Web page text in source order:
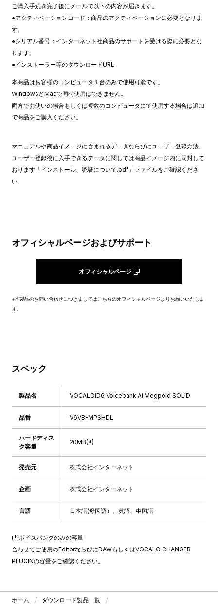
ご購入手続き完了後にメールで以下の内容が届きます。
●アクティベーションコード：商品のアクティベーションに必要となりま
す。
●シリアル番号：インターネット社商品のサポートを受ける際に必要とな
ります。
●インストーラー等のダウンロードURL
本商品はお客様のコンピュータ１台のみで使用可能です。
WindowsとMacで同時使用はできません。
両方でお使いの場合もしくは複数のコンピュータにて使用する場合は追加
で商品をご購入ください。
マニュアルや商品イメージに含まれるデータならびにユーザー登録方法、
ユーザー登録後に入手できるデータに関しては商品イメージ内に同封して
おります「インストール、認証について.pdf」ファイルをご確認くださ
い。
オフィシャルページおよびサポート
オフィシャルページ
※本製品のお問い合わせにつきましてはこちらのオフィシャルページよりお願いいたしま
す。
スペック
製品名 VOCALOID6 Voicebank AI Megpoid SOLID
品番 V6VB-MPSHDL
ハードディス
ク容量
20MB(*)
発売元 株式会社インターネット
企画 株式会社インターネット
言語 日本語(母国語）、英語、中国語
(*)ボイスバンクのみの容量
合わせてご使用のEditorならびにDAWもしくはVOCALO CHANGER
PLUGINの容量をご確認ください。
ホーム
ダウンロード製品一覧